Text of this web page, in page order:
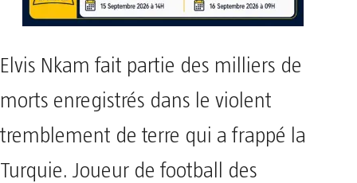
Elvis Nkam fait partie des milliers de
morts enregistrés dans le violent
tremblement de terre qui a frappé la
Turquie. Joueur de football des